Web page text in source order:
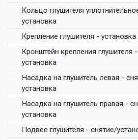
Кольцо глушителя
установка
Крепление глушителя - установка
Кронштейн крепления глушителя
установка
Насадка на глушитель левая -
установка
Насадка на глушитель правая -
установка
Подвес глушителя - снятие/